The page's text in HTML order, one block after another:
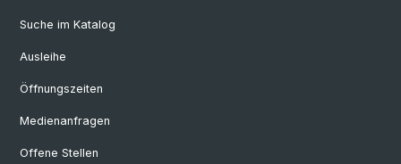
Suche im Katalog
Ausleihe
Öffnungszeiten
Medienanfragen
Offene Stellen